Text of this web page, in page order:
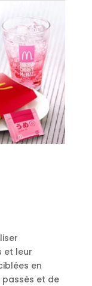
et leur
en
et de